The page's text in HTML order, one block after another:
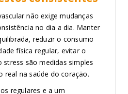
não exige mudanças
no dia a dia. Manter
reduzir o consumo
física regular, evitar o
são medidas simples
real na saúde do coração.
regulares e a um